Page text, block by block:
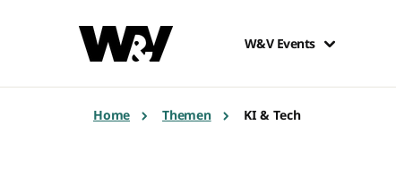
W&V Events
Home Themen KI & Tech